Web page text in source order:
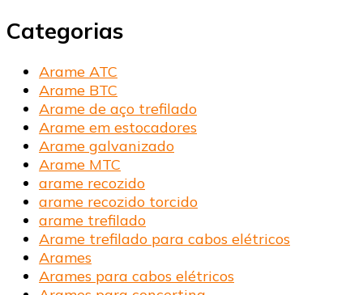
Categorias
Arame ATC
Arame BTC
Arame de aço trefilado
Arame em estocadores
Arame galvanizado
Arame MTC
arame recozido
arame recozido torcido
arame trefilado
Arame trefilado para cabos elétricos
Arames
Arames para cabos elétricos